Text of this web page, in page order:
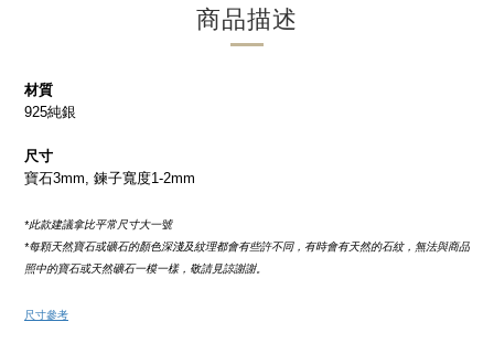
商品描述
材質
925純銀
尺寸
寶石3mm, 鍊子寬度1-2mm
*此款建議拿比平常尺寸大一號
*每顆天然寶石或礦石的顏色深淺及紋理都會有些許不同，有時會有天然的石紋，無法與商品
照中的寶石或天然礦石一模一樣，敬請見諒謝謝。
尺寸參考